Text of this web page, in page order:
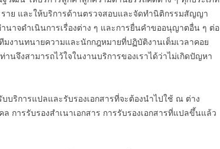
าย และให้บริการด้านตรวจสอบและจัดทำนิติกรรมสัญญา
นาจดำเนินการเรื่องต่าง ๆ และการยื่นคำขออนุญาตอื่น ๆ ต่อ
งานทนายความและนักกฎหมายที่ปฏิบัติงานเต็มเวลาคอย
นจึงสามารถไว้ใจในงานบริการของเราได้ว่าไม่เกิดปัญหา
ริการแปลและรับรองเอกสารที่จะต้องนำไปใช้ ณ ต่าง
การรับรองสำเนาเอกสาร การรับรองเอกสารที่แปลขึ้นแล้ว